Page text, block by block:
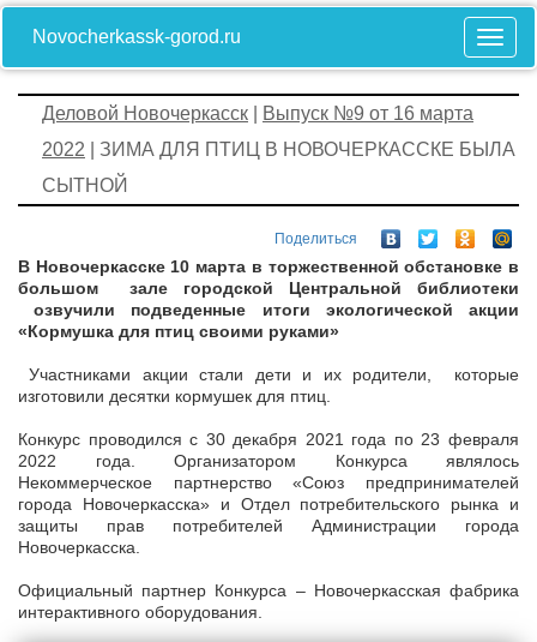
Novocherkassk-gorod.ru
Деловой Новочеркасск
Выпуск №9 от 16 марта
2022 | ЗИМА ДЛЯ ПТИЦ В НОВОЧЕРКАССКЕ БЫЛА
СЫТНОЙ
Поделиться
В Новочеркасске 10 марта в торжественной обстановке в
большом зале городской Центральной библиотеки
озвучили подведенные итоги экологической акции
«Кормушка для птиц своими руками»
Участниками акции стали дети и их родители, которые
изготовили десятки кормушек для птиц.
Конкурс проводился с 30 декабря 2021 года по 23 февраля
2022 года. Организатором Конкурса являлось
Некоммерческое партнерство «Союз предпринимателей
города Новочеркасска» и Отдел потребительского рынка и
защиты прав потребителей Администрации города
Новочеркасска.
Официальный партнер Конкурса – Новочеркасская фабрика
интерактивного оборудования.